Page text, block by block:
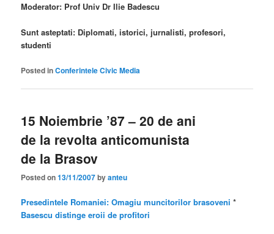
Moderator: Prof Univ Dr Ilie Badescu
Sunt asteptati: Diplomati, istorici, jurnalisti, profesori,
studenti
Posted inConferintele Civic Media
15 Noiembrie ’87 – 20 de ani
de la revolta anticomunista
de la Brasov
Posted on13/11/2007byanteu
Presedintele Romaniei: Omagiu muncitorilor brasoveni *
Basescu distinge eroii de profitori